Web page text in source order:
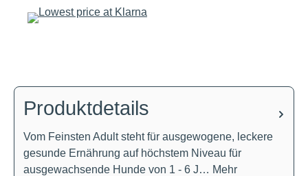
Produktdetails
Vom Feinsten Adult steht für ausgewogene, leckere
gesunde Ernährung auf höchstem Niveau für
ausgewachsende Hunde von 1 - 6 J… Mehr